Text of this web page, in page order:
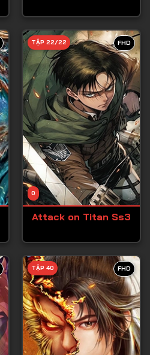
Tập 29
Tập 30
Tập 31
Tập 32
Tập 33
Tập 34
Tập 35
Tập 36
Tập 39
Tập 40
Tập 41
Tập 42
Tập 43
FHD
0
TẬP 22/22
Attack on Titan Ss3
FHD
TẬP 40